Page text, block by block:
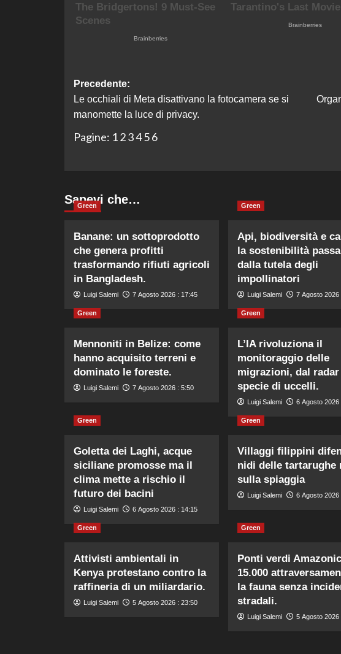
Navigazione
articolo
Precedente:
Le occhiali di Meta disattivano la fotocamera se si
manomette la luce di privacy.
Pagine: 1 2 34 5 6
Sapevi che…
Green
Banane: un sottoprodotto
che genera profitti
trasformando rifiuti agricoli
in Bangladesh.
Luigi Salemi 7 Agosto 2026 : 17:45
Green
Api, biodiversità e
la sostenibilità
dalla tutela degli
impollinatori
Luigi Salemi 7 Agosto 2026
Green
Mennoniti in Belize: come
hanno acquisito terreni e
dominato le foreste.
Luigi Salemi 7 Agosto 2026 : 5:50
Green
L’IA rivoluziona il
monitoraggio delle
migrazioni, dal
specie di uccelli.
Luigi Salemi 6 Agosto 2026
Green
Goletta dei Laghi, acque
siciliane promosse ma il
clima mette a rischio il
futuro dei bacini
Luigi Salemi 6 Agosto 2026 : 14:15
Green
Villaggi filippini
nidi delle tartarughe
sulla spiaggia
Luigi Salemi 6 Agosto 2026
Green
Attivisti ambientali in
Kenya protestano contro la
raffineria di un miliardario.
Luigi Salemi 5 Agosto 2026 : 23:50
Green
Ponti verdi
15.000
la fauna senza
stradali.
Luigi Salemi 5 Agosto 2026